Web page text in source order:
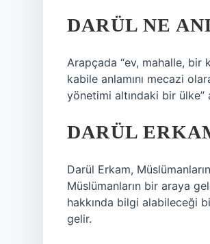
DARÜL NE
Arapçada “ev, mahalle, bir
kabile anlamını mecazi
yönetimi altındaki bir ülke”
DARÜL
Darül Erkam,
Müslümanların bir araya
hakkında bilgi alabileceği
gelir.